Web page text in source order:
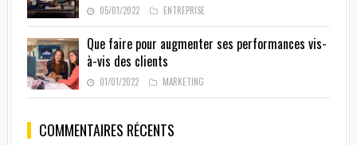
05/01/2022 ENTREPRISE
Que faire pour augmenter ses performances vis-
à-vis des clients
01/01/2022 MARKETING
COMMENTAIRES RÉCENTS